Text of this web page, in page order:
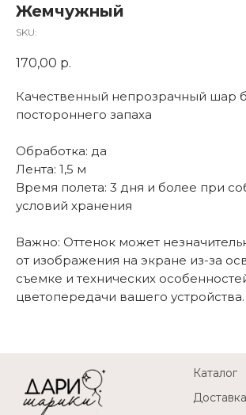
Жемчужный
SKU:
170,00 р.
Качественный непрозрачный шар
постороннего запаха
Обработка: да
Лента: 1,5 м
Время полета: 3 дня и более при
условий хранения
Важно: Оттенок может
от изображения на экране из-за
съемке и технических
цветопередачи вашего устройства.
Каталог